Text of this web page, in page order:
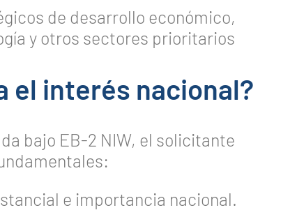
de desarrollo económico,
y otros sectores prioritarios
el interés nacional?
bajo EB-2 NIW, el solicitante
e importancia nacional.